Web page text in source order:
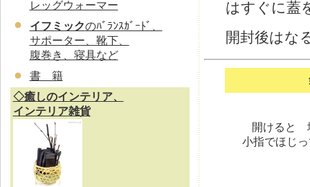
レッグウォーマー
イフミックのﾊﾞﾗﾝｽｶﾞｰﾄﾞ、
サポーター、靴下、
腹巻き、寝具など
書 籍
◇癒しのインテリア、
インテリア雑貨
はすぐに蓋
開封後はな
開けると
小指でほじ